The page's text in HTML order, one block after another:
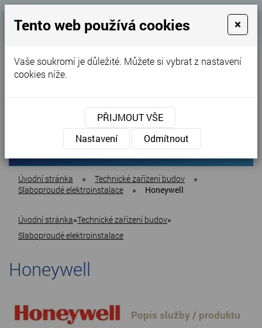
Energie a úsporné technologie pro rodinné
Kontaktujte nás +420 603 160 425
MENU
Úvodní stránka » Technické zařízení budov
»
Slaboproudé elektroinstalace
» Honeywell
Úvodní stránka»Technické zařízení budov»
Slaboproudé elektroinstalace
Honeywell
Popis služby / produktu
Tento web používá cookies ×
Vaše soukromí je důležité. Můžete si vybrat z nastavení
cookies níže.
PŘIJMOUT VŠE
Nastavení
Odmítnout